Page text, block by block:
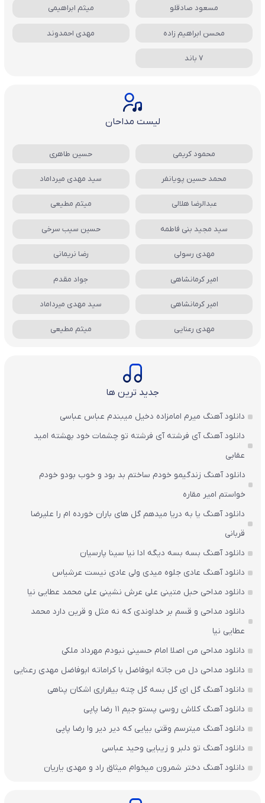
مسعود صادقلو میثم ابراهیمی
محسن ابراهیم زاده مهدی احمدوند
7 باند
لیست مداحان
محمود کریمی حسین طاهری
محمد حسین پویانفر سید مهدی میرداماد
عبدالرضا هلالی میثم مطیعی
سید مجید بنی فاطمه حسین سیب سرخی
مهدی رسولی رضا نریمانی
امیر کرمانشاهی جواد مقدم
امیر کرمانشاهی سید مهدی میرداماد
مهدی رعنایی میثم مطیعی
جدید ترین ها
دانلود آهنگ میرم امامزاده دخیل میبندم عباس عباسی
دانلود آهنگ آی فرشته آی فرشته تو چشمات خود بهشته امید
عقابی
دانلود آهنگ زندگیمو خودم ساختم بد بود و خوب بودو خودم
خواستم امیر مقاره
دانلود آهنگ یا به دریا میدهم گل های باران‌ خورده ام را علیرضا
قربانی
دانلود آهنگ بسه بسه دیگه ادا نیا سینا پارسیان
دانلود آهنگ عادی جلوه میدی ولی عادی نیست عرشیاس
دانلود مداحی حبل متینی علی عرش نشینی علی محمد عطایی نیا
دانلود مداحی و قسم بر خداوندی که نه مثل و قرین دارد محمد
عطایی نیا
دانلود مداحی من اصلا امام حسینی نبودم مهرداد ملکی
دانلود مداحی دل من جاته ابوفاضل با کراماته ابوفاضل مهدی رعنایی
دانلود آهنگ گل ای گل بسه گل چته بیقراری اشکان پناهی
دانلود آهنگ کلاش روسی پستو جیم ۱۱ رضا پاپی
دانلود آهنگ میترسم وقتی بیایی که دیر دیر وا رضا پاپی
دانلود آهنگ تو دلبر و زیبایی وحید عباسی
دانلود آهنگ دختر شمرون میخوام میثاق راد و مهدی یاریان